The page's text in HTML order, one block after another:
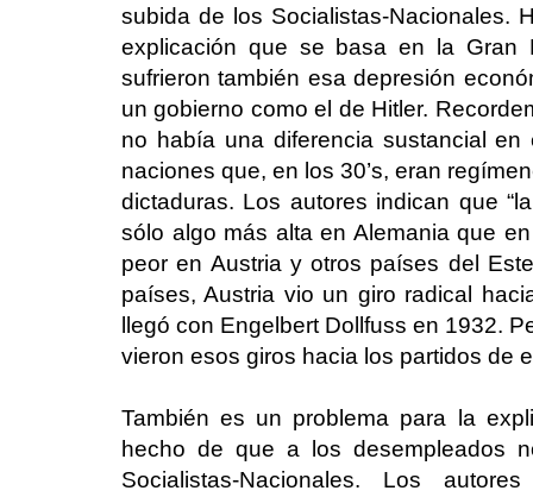
subida de los Socialistas-Nacionales.
explicación que se basa en la Gran
sufrieron también esa depresión
un gobierno como el de Hitler.
no había una diferencia sustancial
naciones que, en los 30’s, eran
dictaduras. Los autores indican que
sólo algo más alta en Alemania que
peor en Austria y otros países del
países, Austria vio un giro radical
llegó con Engelbert Dollfuss en 1932.
vieron esos giros hacia los partidos de
También es un problema para la
hecho de que a los desempleados
Socialistas-Nacionales. Los